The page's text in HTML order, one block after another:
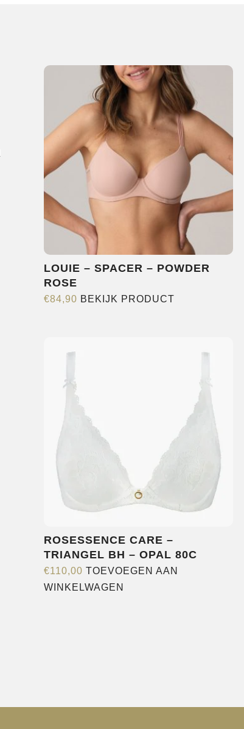
LOUIE – SPACER – POWDER
ROSE
€84,90 BEKIJK PRODUCT
Deze
optie
kan
gekozen
productpagina
ROSESSENCE CARE –
TRIANGEL BH – OPAL 80C
€110,00 TOEVOEGEN AAN
WINKELWAGEN